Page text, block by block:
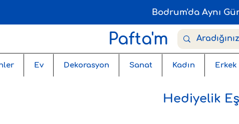
Bodrum'da Aynı
Pafta'm
Ev Dekorasyon Sanat Kadın Erkek
Hediyelik